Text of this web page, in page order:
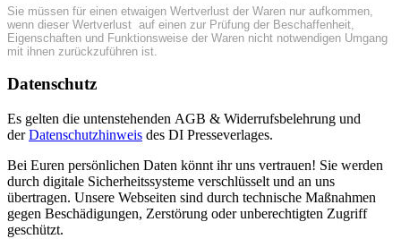
Sie müssen für einen etwaigen Wertverlust der Waren nur aufkommen,
wenn dieser Wertverlust auf einen zur Prüfung der Beschaffenheit,
Eigenschaften und Funktionsweise der Waren nicht notwendigen Umgang
mit ihnen zurückzuführen ist.
Datenschutz
Es gelten die untenstehenden AGB & Widerrufsbelehrung und
derDatenschutzhinweis des DI Presseverlages.
Bei Euren persönlichen Daten könnt ihr uns vertrauen! Sie werden
durch digitale Sicherheitssysteme verschlüsselt und an uns
übertragen. Unsere Webseiten sind durch technische Maßnahmen
gegen Beschädigungen, Zerstörung oder unberechtigten Zugriff
geschützt.